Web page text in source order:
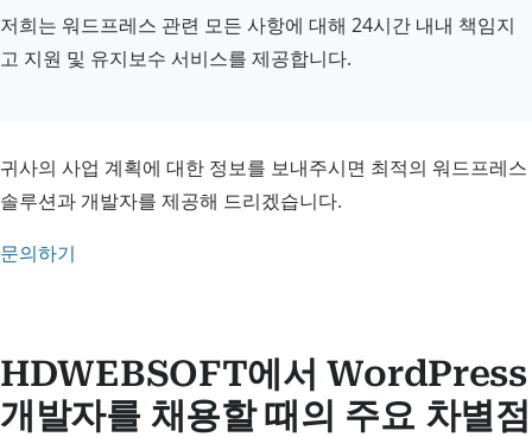
저희는 워드프레스 관련 모든 사항에 대해 24시간 내내 책임지
고 지원 및 유지보수 서비스를 제공합니다.
귀사의 사업 계획에 대한 정보를 보내주시면 최적의 워드프레스
솔루션과 개발자를 제공해 드리겠습니다.
문의하기
HDWEBSOFT에서 WordPress
개발자를 채용할 때의 주요 차별점